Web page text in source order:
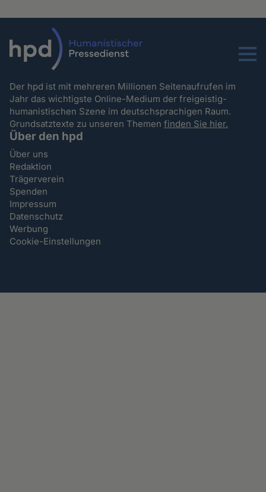
Menu
Der hpd ist mit mehreren Millionen Seitenaufrufen im
Jahr das wichtigste Online-Medium der freigeistig-
humanistischen Szene im deutschsprachigen Raum.
Grundsatztexte zu unseren Themenfinden Sie hier.
Über den hpd
Über uns
Redaktion
Trägerverein
Spenden
Impressum
Datenschutz
Werbung
Cookie-Einstellungen